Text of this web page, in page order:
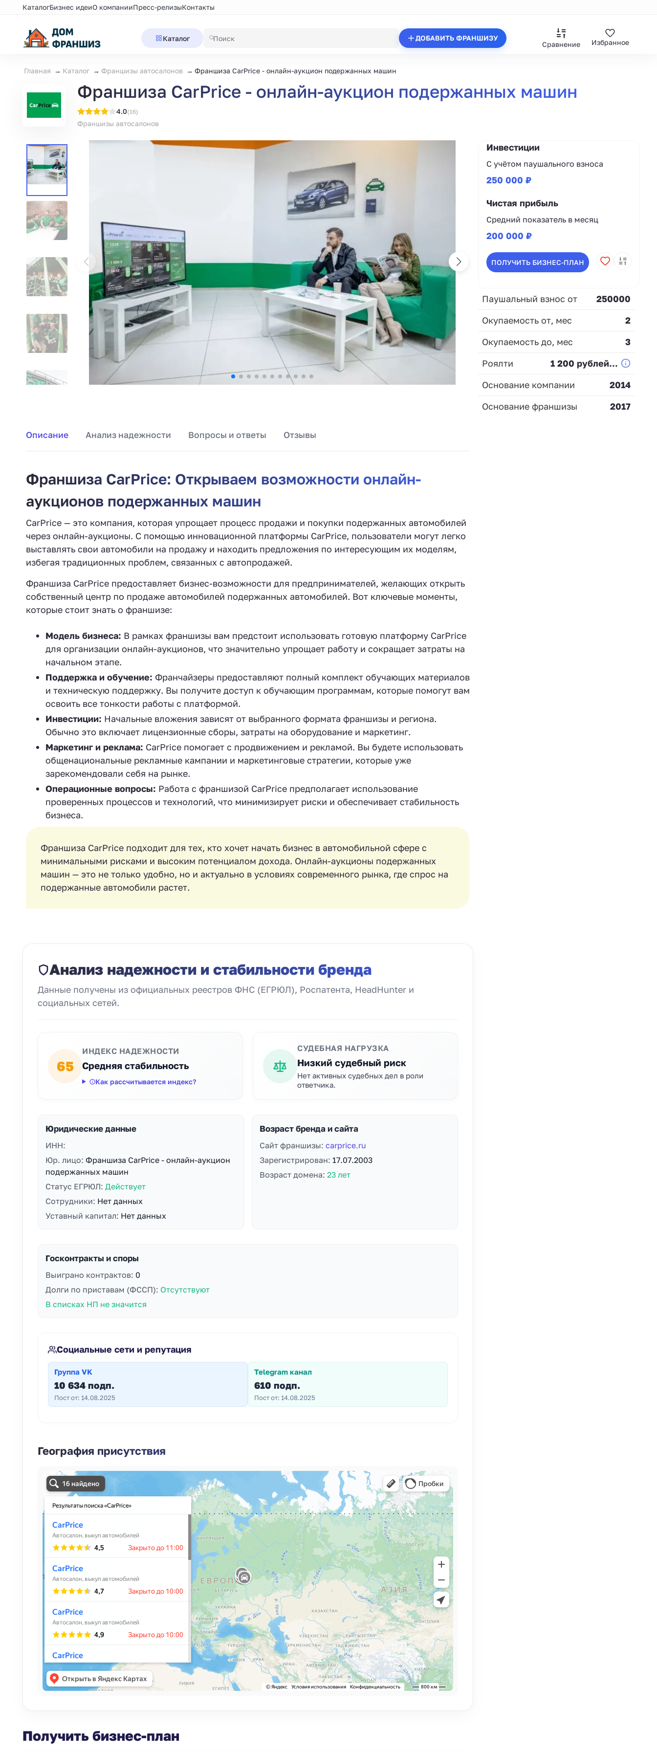
КаталогБизнес идеиО компанииПресс-релизыКонтакты
Каталог ДОБАВИТЬ ФРАНШИЗУ
Сравнение Избранное
Главная Каталог Франшизы автосалонов Франшиза CarPrice - онлайн-аукцион подержанных машин
Франшиза CarPrice - онлайн-аукцион подержанных машин
4.0(16)
Франшизы автосалонов
Описание Анализ надежности Вопросы и ответы Отзывы
Франшиза CarPrice: Открываем возможности онлайн-
аукционов подержанных машин
CarPrice — это компания, которая упрощает процесс продажи и покупки подержанных автомобилей
через онлайн-аукционы. С помощью инновационной платформы CarPrice, пользователи могут легко
выставлять свои автомобили на продажу и находить предложения по интересующим их моделям,
избегая традиционных проблем, связанных с автопродажей.
Франшиза CarPrice предоставляет бизнес-возможности для предпринимателей, желающих открыть
собственный центр по продаже автомобилей подержанных автомобилей. Вот ключевые моменты,
которые стоит знать о франшизе:
Модель бизнеса: В рамках франшизы вам предстоит использовать готовую платформу CarPrice
для организации онлайн-аукционов, что значительно упрощает работу и сокращает затраты на
начальном этапе.
Поддержка и обучение: Франчайзеры предоставляют полный комплект обучающих материалов
и техническую поддержку. Вы получите доступ к обучающим программам, которые помогут вам
освоить все тонкости работы с платформой.
Инвестиции: Начальные вложения зависят от выбранного формата франшизы и региона.
Обычно это включает лицензионные сборы, затраты на оборудование и маркетинг.
Маркетинг и реклама: CarPrice помогает с продвижением и рекламой. Вы будете использовать
общенациональные рекламные кампании и маркетинговые стратегии, которые уже
зарекомендовали себя на рынке.
Операционные вопросы: Работа с франшизой CarPrice предполагает использование
проверенных процессов и технологий, что минимизирует риски и обеспечивает стабильность
бизнеса.
Франшиза CarPrice подходит для тех, кто хочет начать бизнес в автомобильной сфере с
минимальными рисками и высоким потенциалом дохода. Онлайн-аукционы подержанных
машин — это не только удобно, но и актуально в условиях современного рынка, где спрос на
подержанные автомобили растет.
Анализ надежности и стабильности бренда
Данные получены из официальных реестров ФНС (ЕГРЮЛ), Роспатента, HeadHunter и
социальных сетей.
65
ИНДЕКС НАДЕЖНОСТИ
Средняя стабильность
Как рассчитывается индекс?
СУДЕБНАЯ НАГРУЗКА
Низкий судебный риск
Нет активных судебных дел в роли
ответчика.
Юридические данные
ИНН:
Юр. лицо: Франшиза CarPrice - онлайн-аукцион
подержанных машин
Статус ЕГРЮЛ: Действует
Сотрудники: Нет данных
Уставный капитал: Нет данных
Возраст бренда и сайта
Сайт франшизы: carprice.ru
Зарегистрирован: 17.07.2003
Возраст домена: 23 лет
Госконтракты и споры
Выиграно контрактов: 0
Долги по приставам (ФССП): Отсутствуют
В списках НП не значится
Социальные сети и репутация
Группа VK
10 634 подп.
Пост от: 14.08.2025
Telegram канал
610 подп.
Пост от: 14.08.2025
География присутствия
Получить бизнес-план
Инвестиции
С учётом паушального взноса
250 000 ₽
Чистая прибыль
Средний показатель в месяц
200 000 ₽
ПОЛУЧИТЬ БИЗНЕС-ПЛАН
Паушальный взнос от
250000
Окупаемость от, мес
2
Окупаемость до, мес
3
Роялти
1 200 рублей...
Основание компании
2014
Основание франшизы
2017